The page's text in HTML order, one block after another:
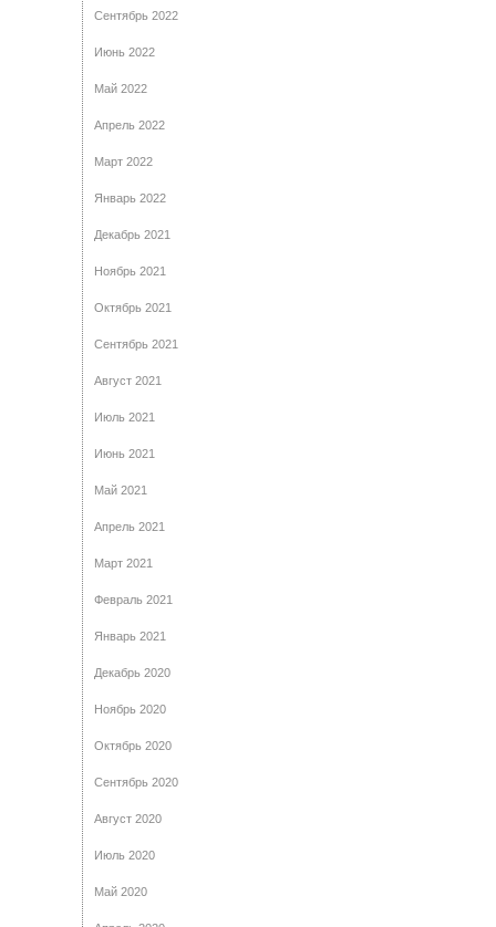
Сентябрь 2022
Июнь 2022
Май 2022
Апрель 2022
Март 2022
Январь 2022
Декабрь 2021
Ноябрь 2021
Октябрь 2021
Сентябрь 2021
Август 2021
Июль 2021
Июнь 2021
Май 2021
Апрель 2021
Март 2021
Февраль 2021
Январь 2021
Декабрь 2020
Ноябрь 2020
Октябрь 2020
Сентябрь 2020
Август 2020
Июль 2020
Май 2020